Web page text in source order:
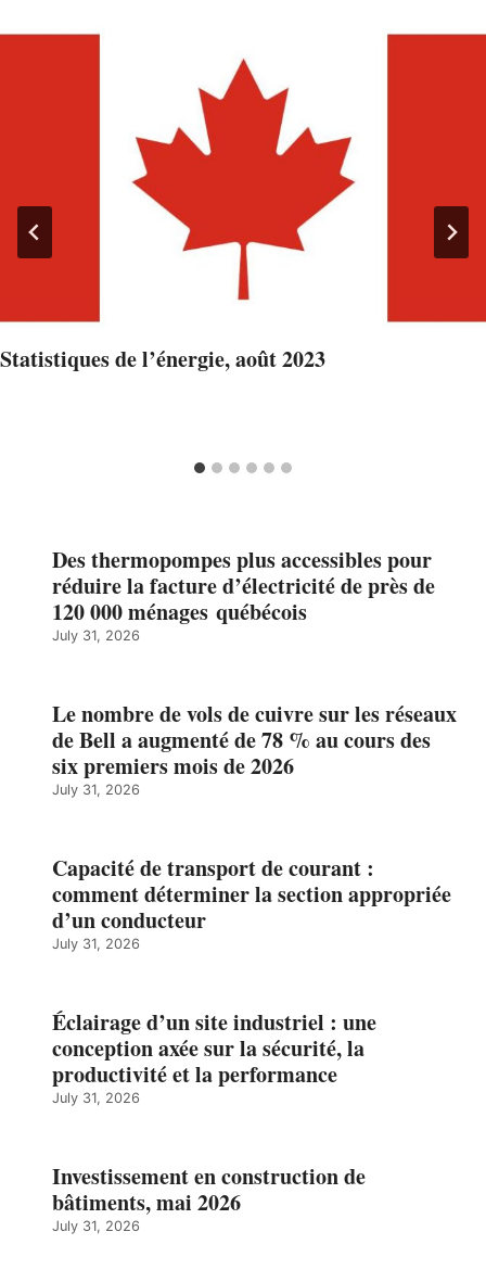
Statistiques de l’énergie, août 2023
Des thermopompes plus accessibles pour
réduire la facture d’électricité de près de
120 000 ménages québécois
July 31, 2026
Le nombre de vols de cuivre sur les réseaux
de Bell a augmenté de 78 % au cours des
six premiers mois de 2026
July 31, 2026
Capacité de transport de courant :
comment déterminer la section appropriée
d’un conducteur
July 31, 2026
Éclairage d’un site industriel : une
conception axée sur la sécurité, la
productivité et la performance
July 31, 2026
Investissement en construction de
bâtiments, mai 2026
July 31, 2026